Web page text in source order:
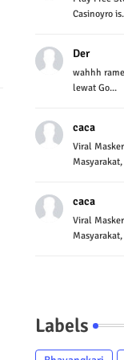
Casinoyro
Der
wahhh
lewat Go...
caca
Viral
Masyarakat,
caca
Viral
Masyarakat,
Labels